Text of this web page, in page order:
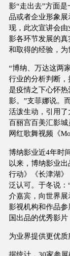
影“走出去”方面
品或者企业形象
现，此次宣讲会
影各环节发展的
和取得的经验，为
“博纳、万达这两
行业的分析判断
是疫情之下心怀
影。”支菲娜说。
活泼生动，引用
百丽宫百美汇影
网红歌舞视频《
博纳影业近4年时
以来，博纳影业
行动》《长津湖
泛认可。于冬说
介嘉宾，向世界
影视机构和作品
国出品的优秀影片
为业界提供更优质
据统计，30家参